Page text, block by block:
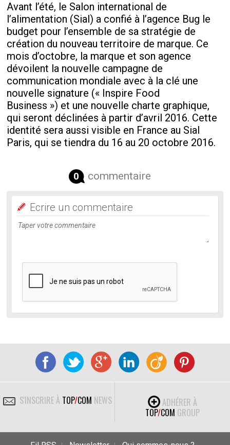
Avant l’été, le Salon international de
l’alimentation (Sial) a confié à l’agence Bug le
budget pour l’ensemble de sa stratégie de
création du nouveau territoire de marque. Ce
mois d’octobre, la marque et son agence
dévoilent la nouvelle campagne de
communication mondiale avec à la clé une
nouvelle signature (« Inspire Food
Business ») et une nouvelle charte graphique,
qui seront déclinées à partir d’avril 2016. Cette
identité sera aussi visible en France au Sial
Paris, qui se tiendra du 16 au 20 octobre 2016.
0 commentaire
Ecrire un commentaire
S'INSCRIRE À TOP/COM NEWS
ADHÉRER À
TOP/COM GROUP